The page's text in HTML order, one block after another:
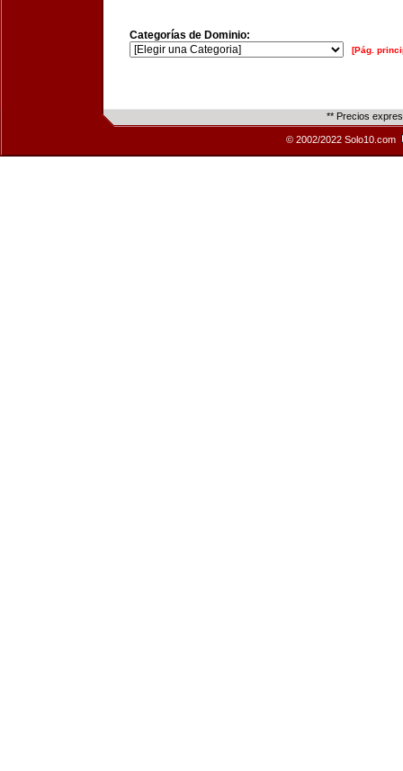
Categorías de Dominio:
[Pág.
** Precios
© 2002/2022 Solo10.com